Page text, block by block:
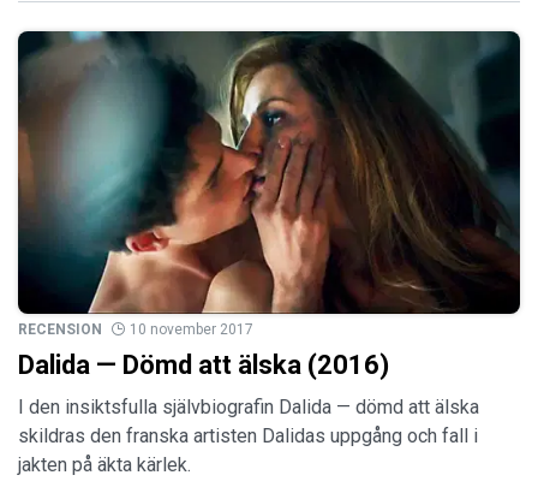
RECENSION 10 november 2017
Dalida — Dömd att älska (2016)
I den insiktsfulla självbiografin Dalida — dömd att älska
skildras den franska artisten Dalidas uppgång och fall i
jakten på äkta kärlek.